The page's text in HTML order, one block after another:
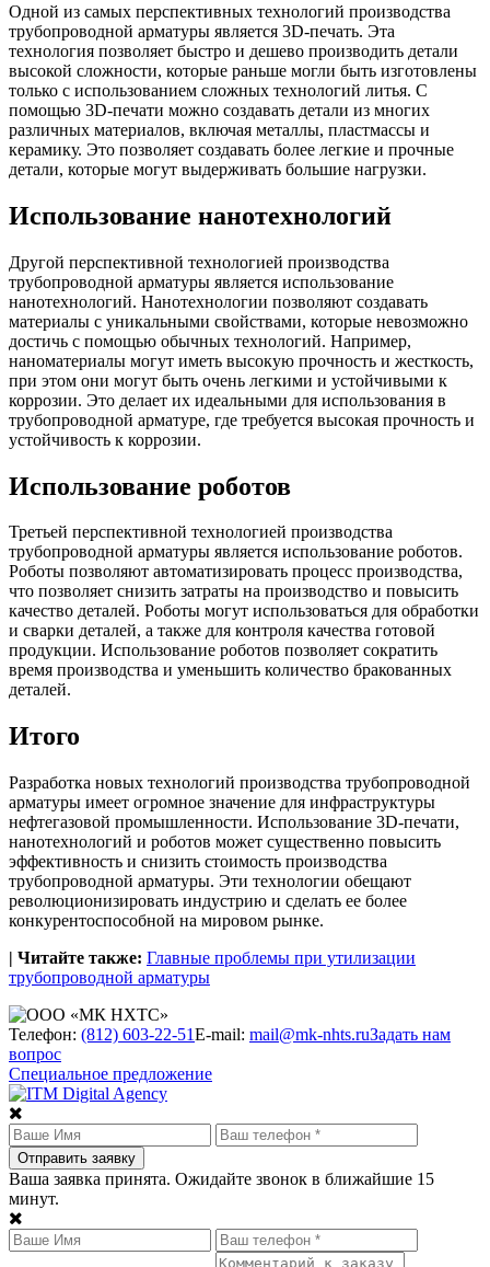
Одной из самых перспективных технологий производства
трубопроводной арматуры является 3D-печать. Эта
технология позволяет быстро и дешево производить детали
высокой сложности, которые раньше могли быть изготовлены
только с использованием сложных технологий литья. С
помощью 3D-печати можно создавать детали из многих
различных материалов, включая металлы, пластмассы и
керамику. Это позволяет создавать более легкие и прочные
детали, которые могут выдерживать большие нагрузки.
Использование нанотехнологий
Другой перспективной технологией производства
трубопроводной арматуры является использование
нанотехнологий. Нанотехнологии позволяют создавать
материалы с уникальными свойствами, которые невозможно
достичь с помощью обычных технологий. Например,
наноматериалы могут иметь высокую прочность и жесткость,
при этом они могут быть очень легкими и устойчивыми к
коррозии. Это делает их идеальными для использования в
трубопроводной арматуре, где требуется высокая прочность и
устойчивость к коррозии.
Использование роботов
Третьей перспективной технологией производства
трубопроводной арматуры является использование роботов.
Роботы позволяют автоматизировать процесс производства,
что позволяет снизить затраты на производство и повысить
качество деталей. Роботы могут использоваться для обработки
и сварки деталей, а также для контроля качества готовой
продукции. Использование роботов позволяет сократить
время производства и уменьшить количество бракованных
деталей.
Итого
Разработка новых технологий производства трубопроводной
арматуры имеет огромное значение для инфраструктуры
нефтегазовой промышленности. Использование 3D-печати,
нанотехнологий и роботов может существенно повысить
эффективность и снизить стоимость производства
трубопроводной арматуры. Эти технологии обещают
революционизировать индустрию и сделать ее более
конкурентоспособной на мировом рынке.
| Читайте также: Главные проблемы при утилизации
трубопроводной арматуры
Телефон: (812) 603-22-51E-mail: mail@mk-nhts.ruЗадать нам
вопрос
Специальное предложение
Ваша заявка принята. Ожидайте звонок в ближайшие 15
минут.